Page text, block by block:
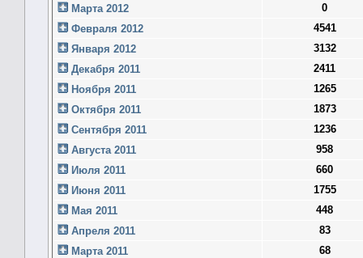
Марта 2012
0
Февраля 2012
4541
Января 2012
3132
Декабря 2011
2411
Ноября 2011
1265
Октября 2011
1873
Сентября 2011
1236
Августа 2011
958
Июля 2011
660
Июня 2011
1755
Мая 2011
448
Апреля 2011
83
Марта 2011
68